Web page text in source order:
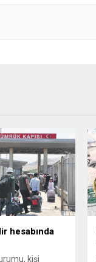
hesabında
kişi